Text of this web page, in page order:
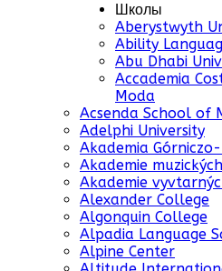
Школы
Aberystwyth
Ability
Abu Dhabi
Accademia
Moda
Acsenda School of
Adelphi University
Akademia
Akademie
Akademie
Alexander College
Algonquin College
Alpadia Language
Alpine Center